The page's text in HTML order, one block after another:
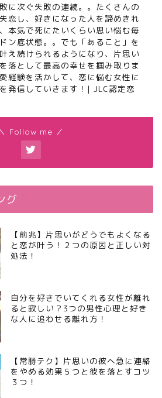
に次ぐ失敗の連続。。たくさんの
恋し、好きになった人を諦めきれ
本気で死にたいくらい思い悩む毎
ン底状態。。でも「あること」を
え続けられるようになり、片思い
落として最高の幸せを掴み取りま
経験を活かして、恋に悩む女性に
発信していきます！| JLC認定恋
Follow me ／
グ
【前兆】片思いがどうでもよくなる
と恋が叶う！２つの原因と正しい対
処法！
自分を好きでいてくれる女性が離れ
ると寂しい？3つの男性心理と好き
な人に追わせる離れ方！
【常勝テク】片思いの彼へ急に連絡
をやめる効果５つと彼を落とすコツ
３つ！